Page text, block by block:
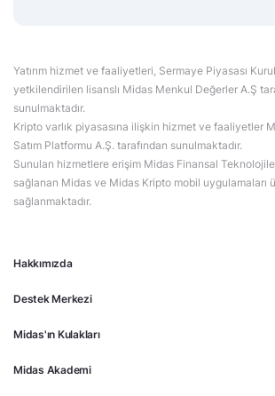
Hakkımızda
Destek Merkezi
Midas'ın Kulakları
Midas Akademi
Yatırım hizmet ve faaliyetleri, Sermaye Piyasası
yetkilendirilen lisanslı Midas Menkul Değerler A.Ş
sunulmaktadır.
Kripto varlık piyasasına ilişkin hizmet ve faaliyetler
Satım Platformu A.Ş. tarafından sunulmaktadır.
Sunulan hizmetlere erişim Midas Finansal
sağlanan Midas ve Midas Kripto mobil uygulamaları
sağlanmaktadır.